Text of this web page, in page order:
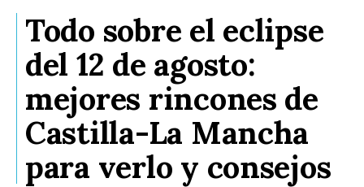
Todo sobre el eclipse
del 12 de agosto:
mejores rincones de
Castilla-La Mancha
para verlo y consejos